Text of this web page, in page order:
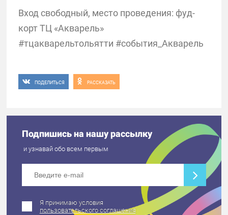
Вход свободный, место проведения: фуд-
корт ТЦ «Акварель»
#тцакварельтольятти #события_Акварель
ПОДЕЛИТЬСЯ РАССКАЗАТЬ
Подпишись на нашу рассылку
и узнавай обо всем первым
Я принимаю условия
пользовательского соглашения